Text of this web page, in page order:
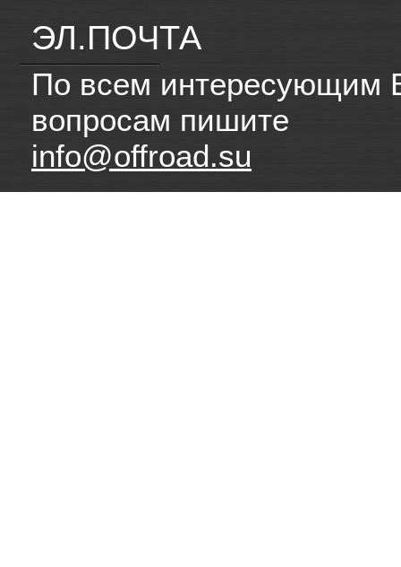
ЭЛ.ПОЧТА
По всем интересующим
вопросам пишите
info@offroad.su